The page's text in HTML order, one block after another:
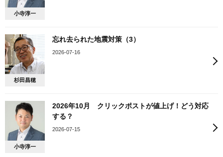
小寺淳一
杉田昌穂
忘れ去られた地震対策（3）
2026-07-16
小寺淳一
2026年10月 クリックポストが値上げ！どう対応
する？
2026-07-15